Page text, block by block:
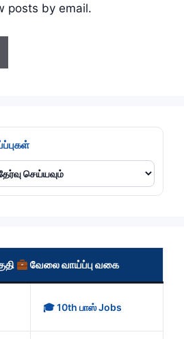
posts by email.
வேலை வாய்ப்பு வகை
🎓 10th பாஸ் Jobs